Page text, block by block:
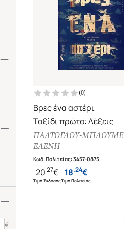
€
(0)
Βρες ένα αστέρι
Ταξίδι πρώτο: Λέξεις
ΠΑΛΤΟΓΛΟΥ-
ΕΛΕΝΗ
Κωδ. Πολιτείας:3457-0875
20.27€
Τιμή Έκδοσης
18.24€
Τιμή Πολιτείας